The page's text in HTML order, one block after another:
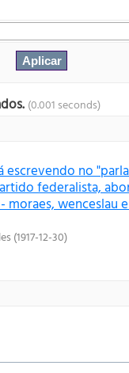
(0.001 seconds)
escrevendo no
federalista,
wenceslau
(1917-12-30)